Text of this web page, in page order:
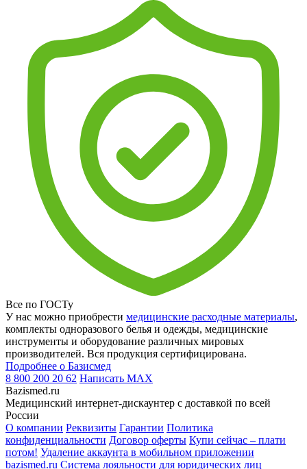
Все по ГОСТу
У нас можно приобрести медицинские расходные материалы,
комплекты одноразового белья и одежды, медицинские
инструменты и оборудование различных мировых
производителей. Вся продукция сертифицирована.
Подробнее о Базисмед
8 800 200 20 62 Написать MAX
Bazismed.ru
Медицинский интернет-дискаунтер с доставкой по всей
России
О компании Реквизиты Гарантии Политика
конфиденциальности Договор оферты Купи сейчас – плати
потом! Удаление аккаунта в мобильном приложении
bazismed.ru Система лояльности для юридических лиц